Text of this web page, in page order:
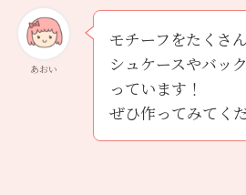
あおい
モチーフをたくさ
シュケースやバッ
っています！
ぜひ作ってみてく